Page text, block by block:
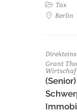
Tax
Berlin
Grant